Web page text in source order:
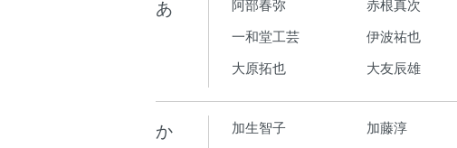
あ 阿部春弥 赤根真次
一和堂工芸
伊波祐也
大原拓也
大友辰雄
か 加生智子 加藤淳